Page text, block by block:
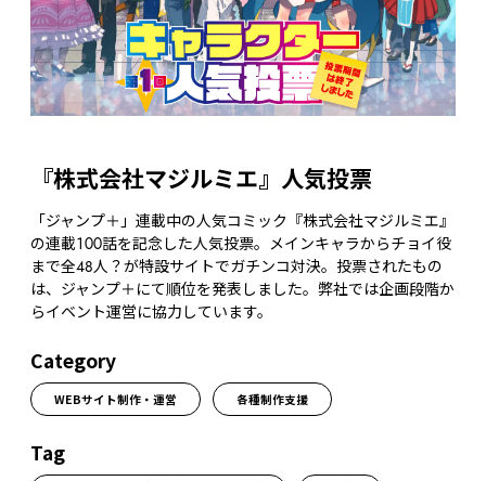
『株式会社マジルミエ』人気投票
「ジャンプ＋」連載中の人気コミック『株式会社マジルミエ』
の連載１００話を記念した人気投票。メインキャラからチョイ役
まで全48人？が特設サイトでガチンコ対決。投票されたもの
は、ジャンプ＋にて順位を発表しました。弊社では企画段階か
らイベント運営に協力しています。
Category
WEBサイト制作・運営 各種制作支援
Tag